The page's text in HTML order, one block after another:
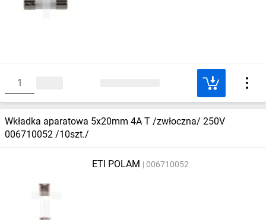
Wkładka aparatowa 5x20mm 4A T /zwłoczna/ 250V
006710052 /10szt./
ETI POLAM 006710052